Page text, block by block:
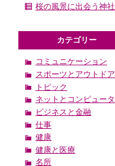
桜の風景に出会う神社
カテゴリー
コミュニケーション
スポーツとアウトドア
トピック
ネットとコンピュータ
ビジネスと金融
仕事
健康
健康と医療
名所